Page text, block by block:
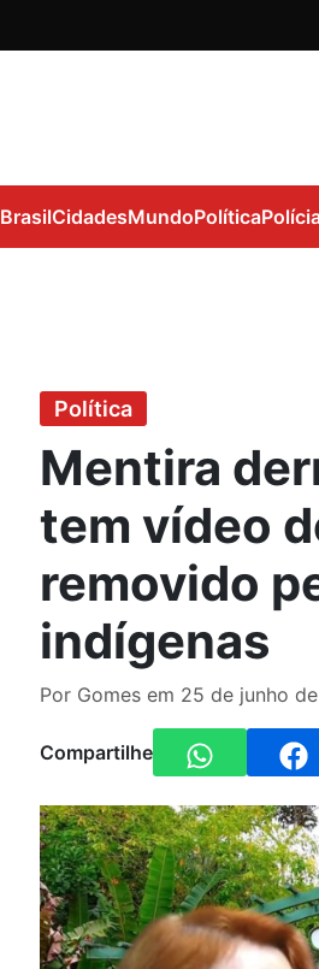
BrasilCidadesMundoPolítica
Política
Mentira
tem vídeo
removido
indígenas
Por Gomes em 25 de junho
Compartilhe